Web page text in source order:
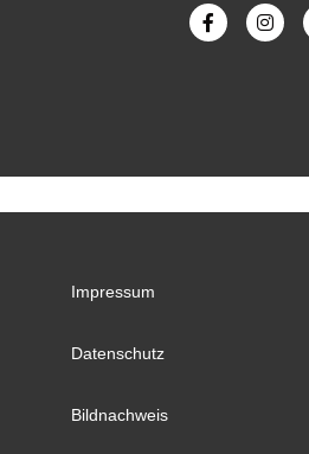
Impressum
Datenschutz
Bildnachweis